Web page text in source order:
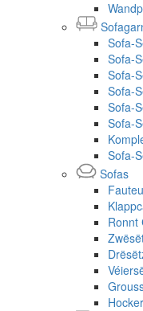
Sofa-
Sofa-
Sofa-
Sofa-
Sofa-
Sofa-
Sofa-
Sofas
Ronnt